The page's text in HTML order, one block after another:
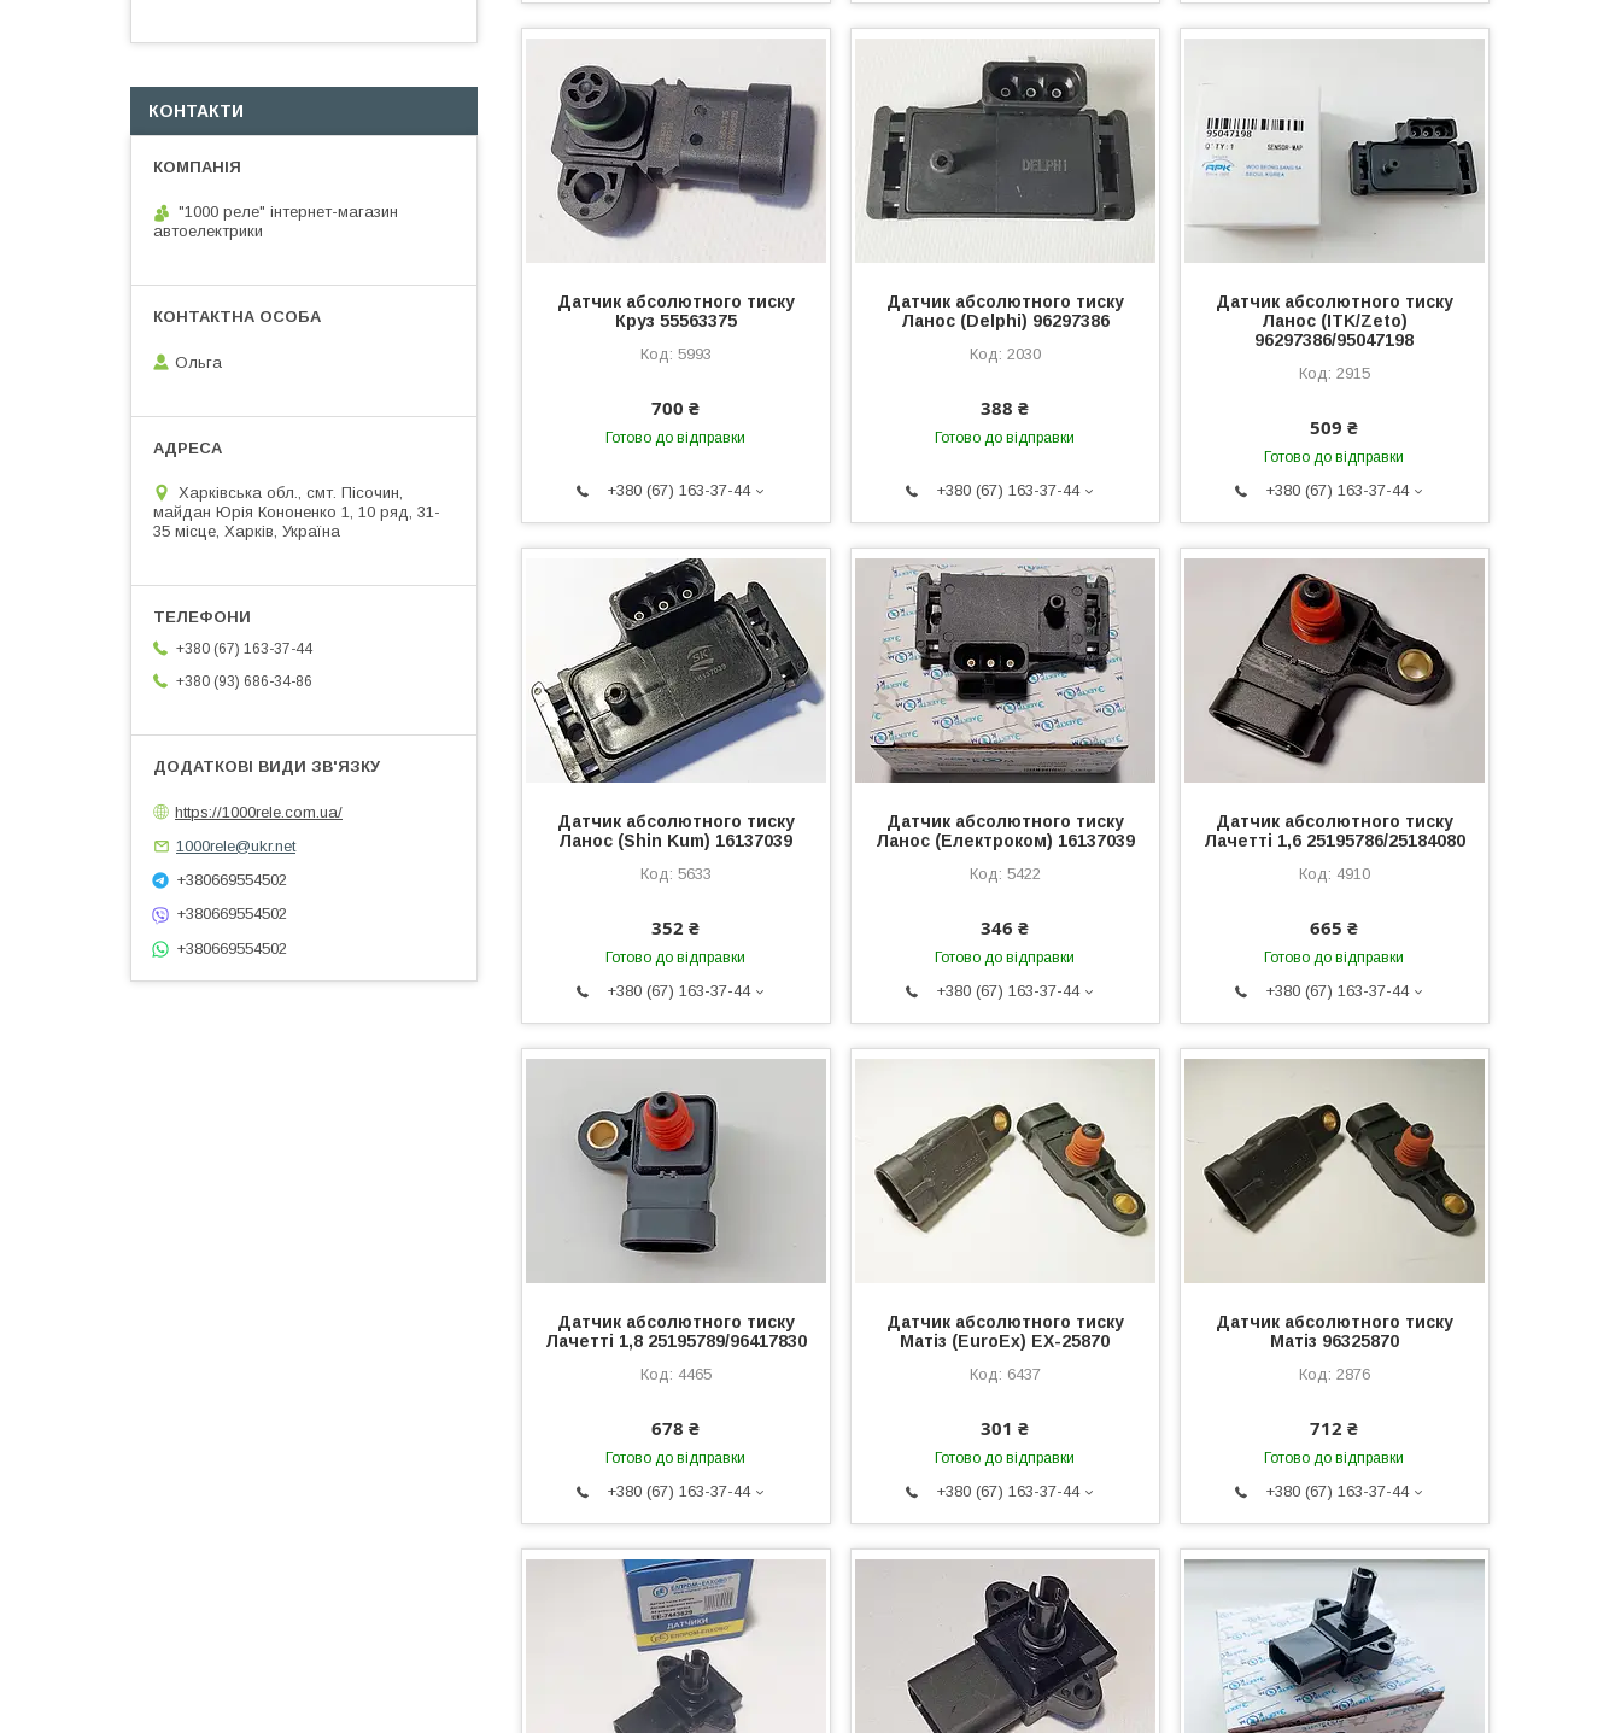
Датчик абсолютного тиску
Круз 55563375
5993
700 ₴
Готово до відправки
+380 (67) 163-37-44
Датчик абсолютного тиску
Ланос (Delphi) 96297386
2030
388 ₴
Готово до відправки
+380 (67) 163-37-44
Датчик абсолютного тиску
Ланос (ITK/Zeto)
96297386/95047198
2915
509 ₴
Готово до відправки
+380 (67) 163-37-44
Датчик абсолютного тиску
Ланос (Shin Kum) 16137039
5633
352 ₴
Готово до відправки
+380 (67) 163-37-44
Датчик абсолютного тиску
Ланос (Електроком) 16137039
5422
346 ₴
Готово до відправки
+380 (67) 163-37-44
Датчик абсолютного тиску
Лачетті 1,6 25195786/25184080
4910
665 ₴
Готово до відправки
+380 (67) 163-37-44
Датчик абсолютного тиску
Лачетті 1,8 25195789/96417830
4465
678 ₴
Готово до відправки
+380 (67) 163-37-44
Датчик абсолютного тиску
Матіз (EuroEx) EX-25870
6437
301 ₴
Готово до відправки
+380 (67) 163-37-44
Датчик абсолютного тиску
Матіз 96325870
2876
712 ₴
Готово до відправки
+380 (67) 163-37-44
КОНТАКТИ
"1000 реле" інтернет-магазин
автоелектрики
Ольга
Харківська обл., смт. Пісочин,
майдан Юрія Кононенко 1, 10 ряд, 31-
35 місце, Харків, Україна
+380 (67) 163-37-44
+380 (93) 686-34-86
https://1000rele.com.ua/
1000rele@ukr.net
+380669554502
+380669554502
+380669554502